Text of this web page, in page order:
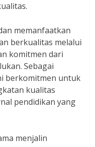
memanfaatkan
berkualitas melalui
komitmen dari
Sebagai
berkomitmen untuk
kualitas
pendidikan yang
menjalin